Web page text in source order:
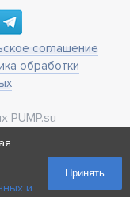
соглашение
обработки
PUMP.su
19
и
Принять